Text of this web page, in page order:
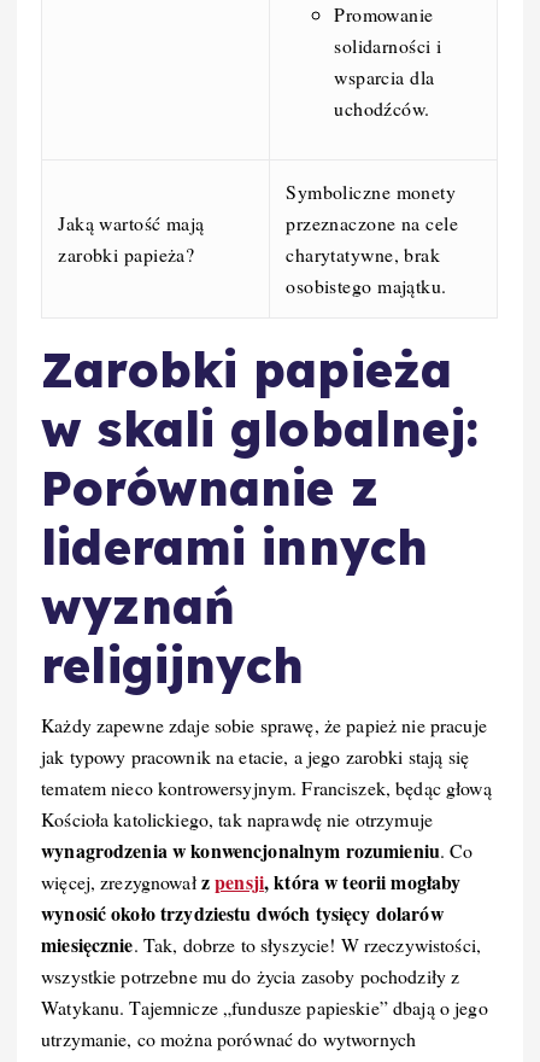
Promowanie
solidarności i
wsparcia dla
uchodźców.
Jaką wartość mają
zarobki papieża?
Symboliczne monety
przeznaczone na cele
charytatywne, brak
osobistego majątku.
Zarobki papieża
w skali globalnej:
Porównanie z
liderami innych
wyznań
religijnych
Każdy zapewne zdaje sobie sprawę, że papież nie pracuje
jak typowy pracownik na etacie, a jego zarobki stają się
tematem nieco kontrowersyjnym. Franciszek, będąc głową
Kościoła katolickiego, tak naprawdę nie otrzymuje
wynagrodzenia w konwencjonalnym rozumieniu. Co
więcej, zrezygnowałzpensji, która w teorii mogłaby
wynosić około trzydziestu dwóch tysięcy dolarów
miesięcznie. Tak, dobrze to słyszycie! W rzeczywistości,
wszystkie potrzebne mu do życia zasoby pochodziły z
Watykanu. Tajemnicze „fundusze papieskie” dbają o jego
utrzymanie, co można porównać do wytwornych